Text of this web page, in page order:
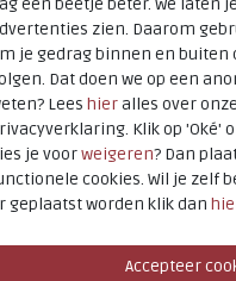
zien. Daarom
je gedrag binnen en buiten
Dat doen we op een
Lees hieralles over
Klik op 'Oké'
je voorweigeren? Dan
cookies. Wil je zelf
geplaatst worden klik dan